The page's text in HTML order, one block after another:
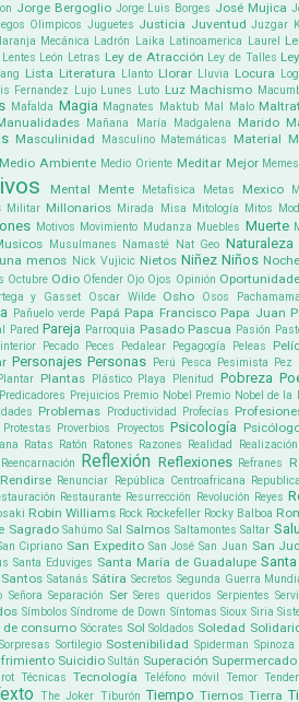
Jorge Bergoglio Jorge Luis Borges José Mujica
Olimpicos Juguetes Justicia Juventud Juzgar
Mecánica Ladrón Laika Latinoamerica Laurel
Lentes León Letras Ley de Atracción Ley de Talles
Lista Literatura Llanto Llorar Lluvia Locura
Fernandez Lujo Lunes Luto Luz Machismo
Mafalda Magia Magnates Maktub Mal Malo
Mañana María Madgalena Marido
Masculinidad Masculino Matemáticas Material
Medio Ambiente Medio Oriente Meditar Mejor Memes
Mental Mente Metafísica Metas Mexico
Militar Millonarios Mirada Misa Mitología Mitos
Motivos Movimiento Mudanza Muebles Muerte
Musulmanes Namasté Nat Geo Naturaleza
menos Nick Vujicic Nietos Niñez Niños Noche
Octubre Odio Ofender Ojo Ojos Opinión
y Gasset Oscar Wilde Osho Osos Pachamama
Pañuelo verde Papá Papa Francisco Papa Juan
Pared Pareja Parroquia Pasado Pascua Pasión
Pecado Peces Pedalear Pegagogía Peleas
Personajes Personas Perú Pesca Pesimista Pez
Plantar Plantas Plástico Playa Plenitud Pobreza
Predicadores Prejuicios Premio Nobel Premio Nobel de la
Problemas Productividad Profecías
Protestas Proverbios Proyectos Psicología
Ratas Ratón Ratones Razones Realidad Realización
Reencarnación Reflexión Reflexiones Refranes
Rendirse Renunciar República Centroafricana
Restaurante Resurrección Revolución Reyes
Robin Williams Rock Rockefeller Rocky Balboa
Sagrado Sahúmo Sal Salmos Saltamontes Saltar
Cipriano San Expedito San José San Juan San
Santa Eduviges Santa María de Guadalupe
Santos Satanás Sátira Secretos Segunda Guerra
Señora Separación Ser Seres queridos Serpientes
Símbolos Síndrome de Down Síntomas Sioux Siria
de consumo Sócrates Sol Soldados Soledad
Sorpresas Sortilegio Sostenibilidad Spiderman Spinoza
Suicidio Sultán Superación Supermercado
Técnicas Tecnología Teléfono móvil Temor
The Joker Tiburón Tiempo Tiernos Tierra